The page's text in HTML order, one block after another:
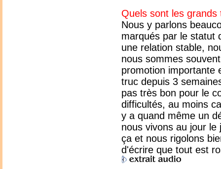
Quels sont les
Nous y parlons
marqués par le statut
une relation stable,
nous sommes
promotion importante
truc depuis 3
pas très bon pour le
difficultés, au moins
y a quand même un
nous vivons au jour
ça et nous rigolons
d'écrire que tout est